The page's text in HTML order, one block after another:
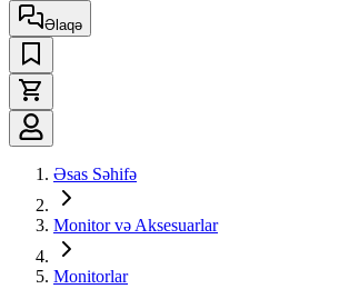
Əlaqə
Əsas Səhifə
Monitor və Aksesuarlar
Monitorlar